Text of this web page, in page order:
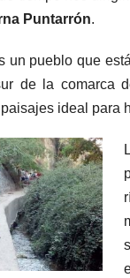
Puntarrón.
un pueblo que
de la comarca
ideal para